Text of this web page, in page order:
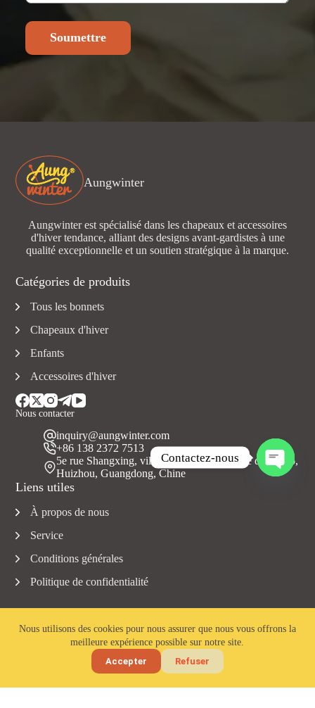
Nous utilisons des cookies pour nous assurer que nous vous offrons la
meilleure expérience possible sur notre site.
Accepter
Refuser
Soumettre
Aungwinter
Aungwinter est spécialisé dans les chapeaux et accessoires
d'hiver tendance, alliant des designs avant-gardistes à une
qualité exceptionnelle et un soutien stratégique à la marque.
Nous contacter
inquiry@aungwinter.com
+86 138 2372 7513
5e rue Shangxing, ville de Yuanzhou, comté de Boluo,
Huizhou, Guangdong, Chine
Liens utiles
À propos de nous
Service
Conditions générales
Politique de confidentialité
Catégories de produits
Tous les bonnets
Chapeaux d'hiver
Enfants
Accessoires d'hiver
Copyright © 2023 Aungwinter tous droits réservés.
Contactez-nous
y